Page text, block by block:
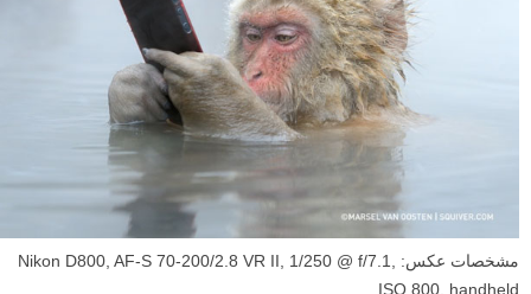
مشخصات عکس: Nikon D800, AF-S 70-200/2.8 VR II, 1/250 @ f/7.1,
ISO 800, handheld